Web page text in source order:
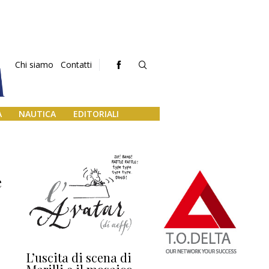
Chi siamo Contatti
NAUTICA EDITORIALI
L’uscita di scena di Darsena a Europa,